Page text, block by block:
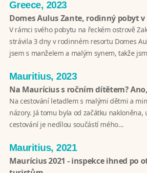
Greece, 2023
Domes Aulus Zante, rodinný pobyt v
V rámci svého pobytu na řeckém ostrově
strávila 3 dny v rodinném resortu Domes
jsem s manželem a malým synem, takže
Mauritius, 2023
Na Maurícius s ročním dítětem?
Na cestování letadlem s malými dětmi a
názory. Já tomu byla od začátku nakloněna,
cestování je nedílou součástí mého...
Mauritius, 2021
Maurícius 2021 - inspekce ihned po